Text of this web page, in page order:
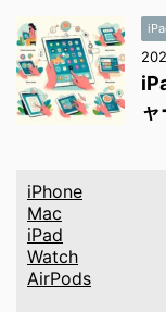
iPhone
Mac
iPad
Watch
AirPods